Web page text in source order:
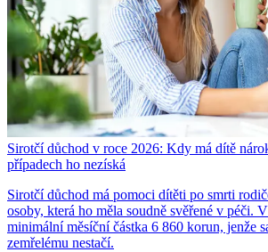
Sirotčí důchod v roce 2026: Kdy má dítě
případech ho nezíská
Sirotčí důchod má pomoci dítěti po smrti
osoby, která ho měla soudně svěřené v péči.
minimální měsíční částka 6 860 korun, jenže
zemřelému nestačí.